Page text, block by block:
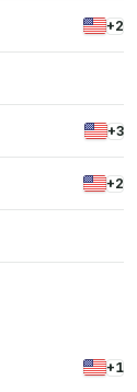
+2
+3
+2
+1